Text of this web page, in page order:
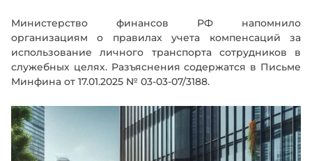
Министерство финансов РФ напомнило
организациям о правилах учета компенсаций за
использование личного транспорта сотрудников в
служебных целях. Разъяснения содержатся в Письме
Минфина от 17.01.2025 № 03-03-07/3188.